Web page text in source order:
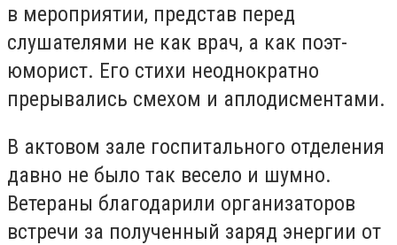
в мероприятии, представ перед
слушателями не как врач, а как поэт-
юморист. Его стихи неоднократно
прерывались смехом и аплодисментами.
В актовом зале госпитального отделения
давно не было так весело и шумно.
Ветераны благодарили организаторов
встречи за полученный заряд энергии от